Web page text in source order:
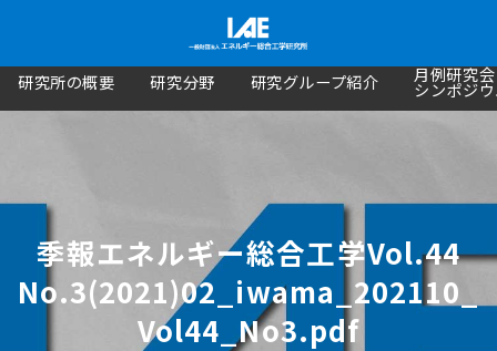
研究所の概要 研究分野 研究グループ紹介 月例研究
シンポジ
季報エネルギー総合工学Vol.44
No.3(2021)02_iwama_202110_
Vol44_No3.pdf